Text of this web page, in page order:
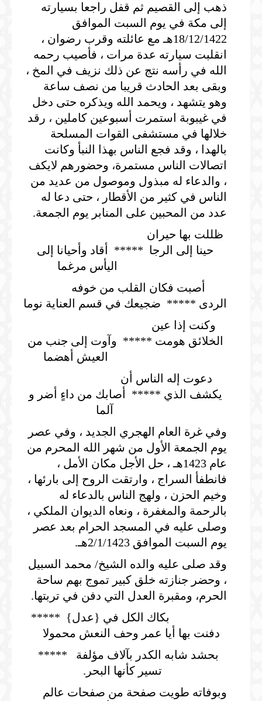
ذهب إلى القصيم ثم قفل راجعا بسيارته
إلى مكة في يوم السبت الموافق
18/12/1422هـ مع عائلته وقرب رضوان ،
انقلبت سيارته عدة مرات ، فأصيب رحمه
الله في رأسه نتج عن ذلك نزيف في المخ ،
وبقى بعد الحادث قريبا من نصف ساعة
وهو يتشهد ، ويحمد الله ويذكره حتى دخل
في غيبوبة استمرت أسبوعين كاملين ، رقد
خلالها في مستشفى القوات المسلحة
بالهدا ، وقد فجع الناس بهذا النبأ وكانت
اتصالات الناس مستمرة، وحضورهم لايكف
، والدعاء له مبذول وموصول من عديد من
الناس في كثير من الأقطار ، حتى دعا له
عدد من المحبين على المنابر يوم الجمعة.
حينا إلى الرجا ***** أقاد وأحيانا إلى
الردى ***** ضجيعك في قسم العناية نوما
الخلائق هومت ***** وآوت إلى جنب من
يكشف الذي ***** أصابك من داءٍ أضر و
وفي غرة العام الهجري الجديد ، وفي عصر
يوم الجمعة الأول من شهر الله المحرم من
عام 1423هـ ، حل الأجل مكان الأمل ،
فانطفأ السراج ، وارتقت الروح إلى بارئها ،
وخيم الحزن ، ولهج الناس بالدعاء له
بالرحمة والمغفرة ، ونعاه الديوان الملكي ،
وصلى عليه في المسجد الحرام بعد عصر
يوم السبت الموافق 2/1/1423هـ.
وقد صلى عليه والده الشيخ/ محمد السبيل
، وحضر جنازته خلق كبير تموج بهم ساحة
الحرم، ومقبرة العدل التي دفن في تربتها.
بكاك الكل في {عدل} *****
دفنت بها أيا عمر وحف النعش محمولا
بحشد شابه الكدر بآلاف مؤلفة *****
تسير كأنها البحر.
وبوفاته طويت صفحة من صفحات عالم